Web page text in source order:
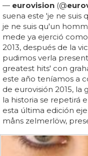
— eurovision (@
suena este 'je ne suis
je ne suis qu'un
mede ya ejerció
2013, después de la
pudimos verla
greatest hits' con
este año teníamos a
de eurovisión 2015, la
la historia se repetirá
esta última edición
måns zelmerlöw,